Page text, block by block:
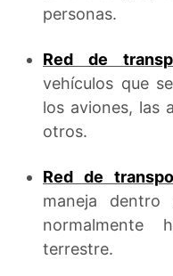
personas.
Red de
vehículos que
los aviones, las
otros.
Red de
maneja
normalmente
terrestre.